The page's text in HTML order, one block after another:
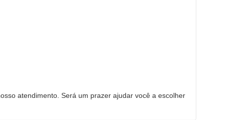
atendimento. Será um prazer ajudar você a escolher